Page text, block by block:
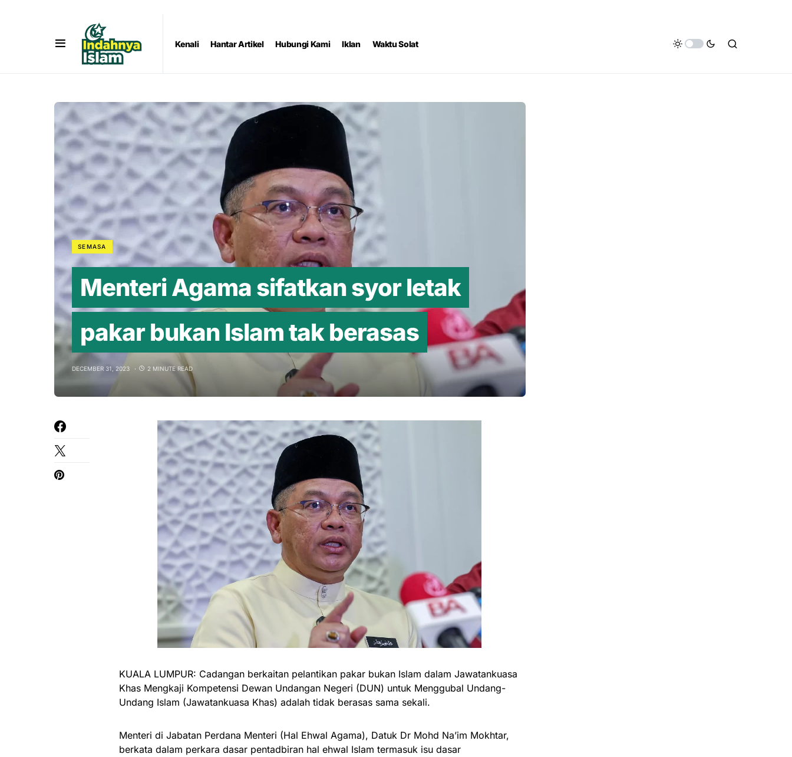
Kenali Hantar Artikel Hubungi Kami Iklan Waktu Solat
SEMASA
Menteri Agama sifatkan syor letak
pakar bukan Islam tak berasas
DECEMBER 31, 2023 2 MINUTE READ
KUALA LUMPUR: Cadangan berkaitan pelantikan pakar bukan Islam dalam Jawatankuasa
Khas Mengkaji Kompetensi Dewan Undangan Negeri (DUN) untuk Menggubal Undang-
Undang Islam (Jawatankuasa Khas) adalah tidak berasas sama sekali.
Menteri di Jabatan Perdana Menteri (Hal Ehwal Agama), Datuk Dr Mohd Na’im Mokhtar,
berkata dalam perkara dasar pentadbiran hal ehwal Islam termasuk isu dasar